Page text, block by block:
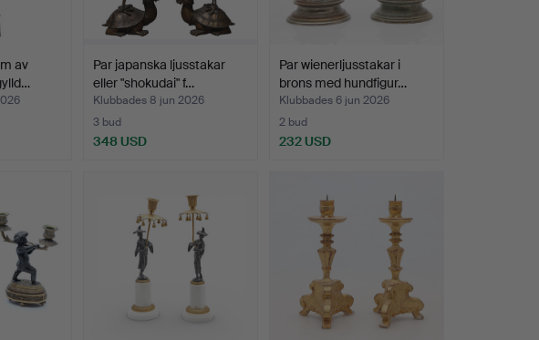
av
Par japanska ljusstakar
eller "shokudai" f…
Klubbades 8 jun 2026
3 bud
348 USD
Par wienerljusstakar i
brons med hundfigur…
Klubbades 6 jun 2026
2 bud
232 USD